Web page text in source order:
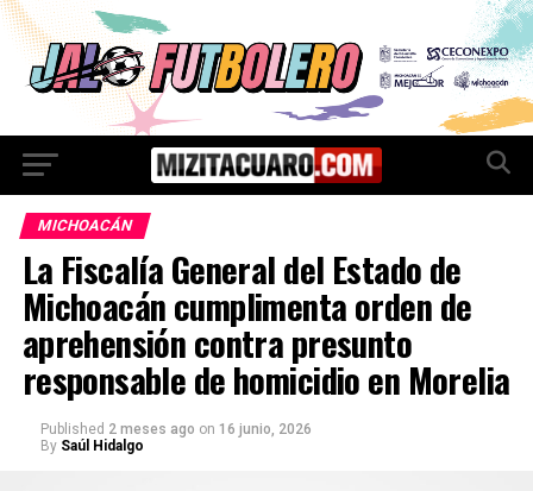
MICHOACÁN
La Fiscalía General del Estado de
Michoacán cumplimenta orden de
aprehensión contra presunto
responsable de homicidio en Morelia
Published 2 meses ago on 16 junio, 2026
By Saúl Hidalgo